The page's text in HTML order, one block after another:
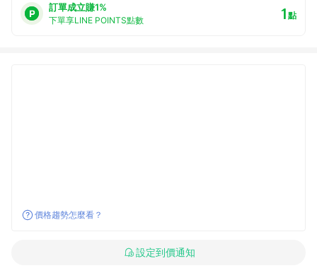
訂單成立賺1%
下單享LINE POINTS點數 1點
價格趨勢怎麼看？
設定到價通知